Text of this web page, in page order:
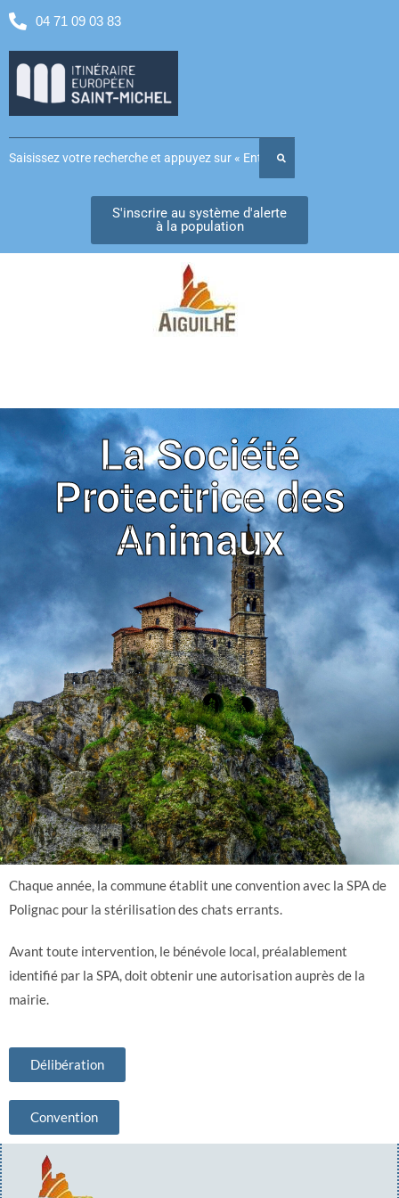
04 71 09 03 83
S'inscrire au système d'alerte
à la population
La Société
Protectrice des
Animaux
Chaque année, la commune établit une convention avec la SPA de
Polignac pour la stérilisation des chats errants.
Avant toute intervention, le bénévole local, préalablement
identifié par la SPA, doit obtenir une autorisation auprès de la
mairie.
Délibération
Convention